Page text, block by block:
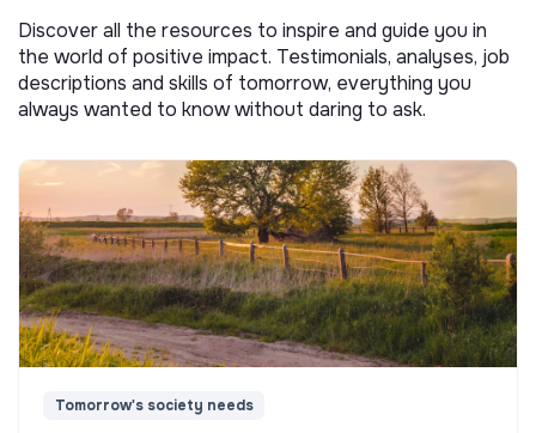
Discover all the resources to inspire and guide you in
the world of positive impact. Testimonials, analyses, job
descriptions and skills of tomorrow, everything you
always wanted to know without daring to ask.
Tomorrow's society needs